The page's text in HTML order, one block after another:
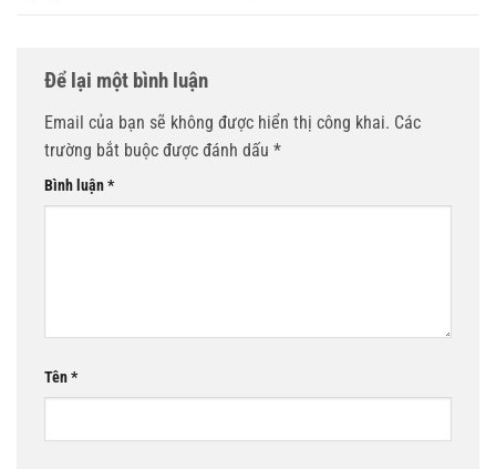
Để lại một bình luận
Email của bạn sẽ không được hiển thị công khai. Các
trường bắt buộc được đánh dấu *
Bình luận*
Tên*